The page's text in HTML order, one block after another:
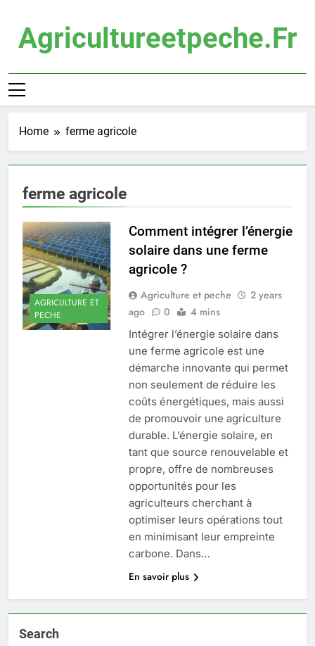
contentAgricultureetpeche.fr
Home ferme agricole
ferme agricole
AGRICULTURE ET
PECHE
Comment intégrer l’énergie
solaire dans une ferme
agricole ?
Agriculture et peche
2 years
ago
0 4 mins
Intégrer l’énergie solaire dans
une ferme agricole est une
démarche innovante qui permet
non seulement de réduire les
coûts énergétiques, mais aussi
de promouvoir une agriculture
durable. L’énergie solaire, en
tant que source renouvelable et
propre, offre de nombreuses
opportunités pour les
agriculteurs cherchant à
optimiser leurs opérations tout
en minimisant leur empreinte
carbone. Dans…
En savoir plus
Search